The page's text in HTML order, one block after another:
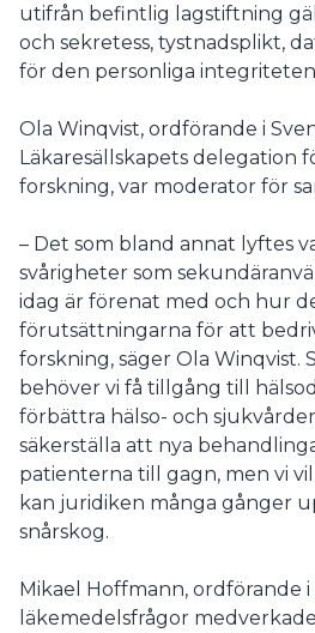
utifrån befintlig lagstiftning
och sekretess, tystnadsplikt,
för den personliga
Ola Winqvist, ordförande i
Läkaresällskapets delegation
forskning, var moderator för
– Det som bland annat lyftes
svårigheter som
idag är förenat med och hur
förutsättningarna för att
forskning, säger Ola Winqvist.
behöver vi få tillgång till
förbättra hälso- och
säkerställa att nya
patienterna till gagn, men vi
kan juridiken många gånger
snårskog.
Mikael Hoffmann, ordförande
läkemedelsfrågor